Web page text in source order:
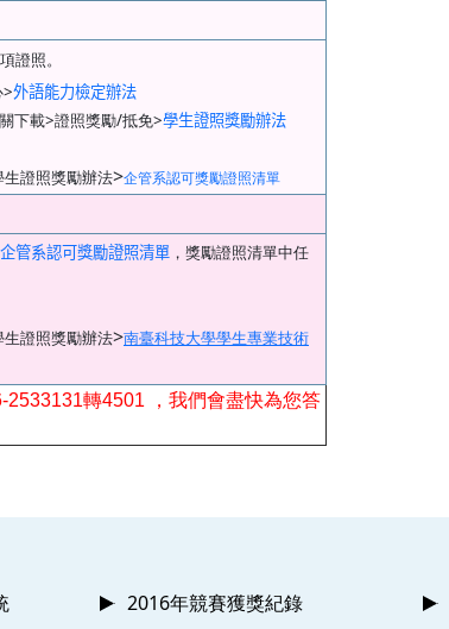
證照。
>外語能力檢定辦法
下載>證照獎勵/抵免>學生證照獎勵辦法
生證照獎勵辦法>企管系認可獎勵證照清單
企管系認可獎勵證照清單 ，獎勵證照清單中任
生證照獎勵辦法>南臺科技大學學生專業技術
2533131轉4501
，我們會盡快為您答
2016年競賽獲獎紀錄